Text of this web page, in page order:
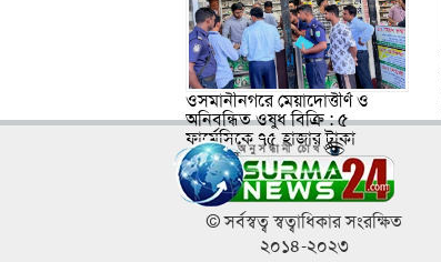
ওসমানীনগরে মেয়াদোত্তীর্ণ ও
অনিবন্ধিত ওষুধ বিক্রি : ৫
ফার্মেসিকে ৭৫ হাজার টাকা
জরিমানা
© সর্বস্বত্ব স্বত্বাধিকার সংরক্ষিত
২০১৪-২০২৩